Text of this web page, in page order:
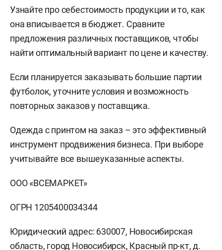
Узнайте про себестоимость продукции и то, как
она вписывается в бюджет. Сравните
предложения различных поставщиков, чтобы
найти оптимальный вариант по цене и качеству.
Если планируется заказывать большие партии
футболок, уточните условия и возможность
повторных заказов у поставщика.
Одежда с принтом на заказ – это эффективный
инструмент продвижения бизнеса. При выборе
учитывайте все вышеуказанные аспекты.
ООО «ВСЕМАРКЕТ»
ОГРН 1205400034344
Юридический адрес: 630007, Новосибирская
область, город Новосибирск, Красный пр-кт, д.